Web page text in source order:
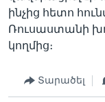
ինչից հետո
Ռուսաստանի
կողմից։
Տարածել